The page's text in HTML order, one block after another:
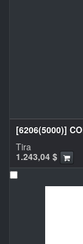
[6206(5000)]
1.243,04 $
Tira